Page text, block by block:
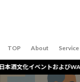
TOP About Service
トおよびWABITABI報告